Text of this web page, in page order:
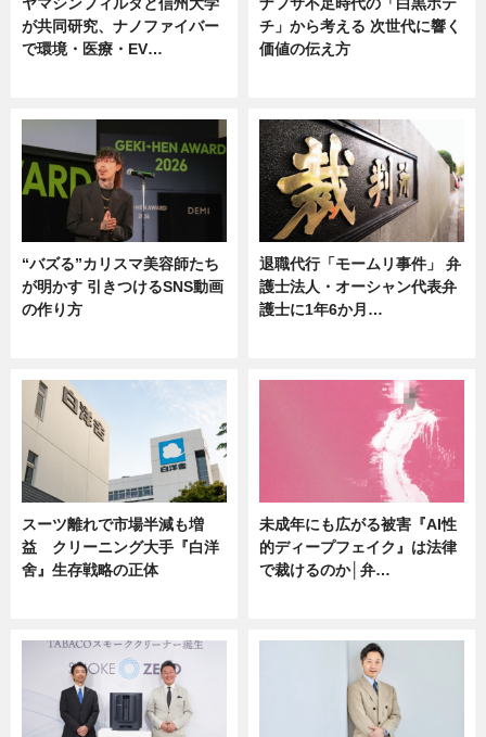
が共同研究、ナノファイバー
で環境・医療・EV…
チ」から考える 次世代に響く
価値の伝え方
“バズる”カリスマ美容師たち
が明かす 引きつけるSNS動画
の作り方
退職代行「モームリ事件」 弁
護士法人・オーシャン代表弁
護士に1年6か月…
スーツ離れで市場半減も増
益 クリーニング大手『白洋
舍』生存戦略の正体
未成年にも広がる被害『AI性
的ディープフェイク』は法律
で裁けるのか│弁…